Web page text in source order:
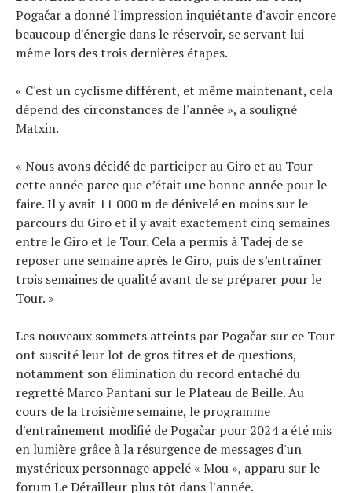
Pogačar a donné l'impression inquiétante d'avoir encore
beaucoup d'énergie dans le réservoir, se servant lui-
même lors des trois dernières étapes.
« C'est un cyclisme différent, et même maintenant, cela
dépend des circonstances de l'année », a souligné
Matxin.
« Nous avons décidé de participer au Giro et au Tour
cette année parce que c’était une bonne année pour le
faire. Il y avait 11 000 m de dénivelé en moins sur le
parcours du Giro et il y avait exactement cinq semaines
entre le Giro et le Tour. Cela a permis à Tadej de se
reposer une semaine après le Giro, puis de s’entraîner
trois semaines de qualité avant de se préparer pour le
Tour. »
Les nouveaux sommets atteints par Pogačar sur ce Tour
ont suscité leur lot de gros titres et de questions,
notamment son élimination du record entaché du
regretté Marco Pantani sur le Plateau de Beille. Au
cours de la troisième semaine, le programme
d'entraînement modifié de Pogačar pour 2024 a été mis
en lumière grâce à la résurgence de messages d'un
mystérieux personnage appelé « Mou », apparu sur le
forum Le Dérailleur plus tôt dans l'année.